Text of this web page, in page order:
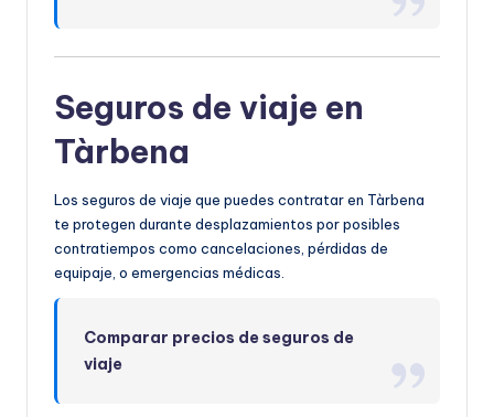
Seguros de viaje en
Tàrbena
Los seguros de viaje que puedes contratar en Tàrbena
te protegen durante desplazamientos por posibles
contratiempos como cancelaciones, pérdidas de
equipaje, o emergencias médicas.
Comparar precios de seguros de
viaje